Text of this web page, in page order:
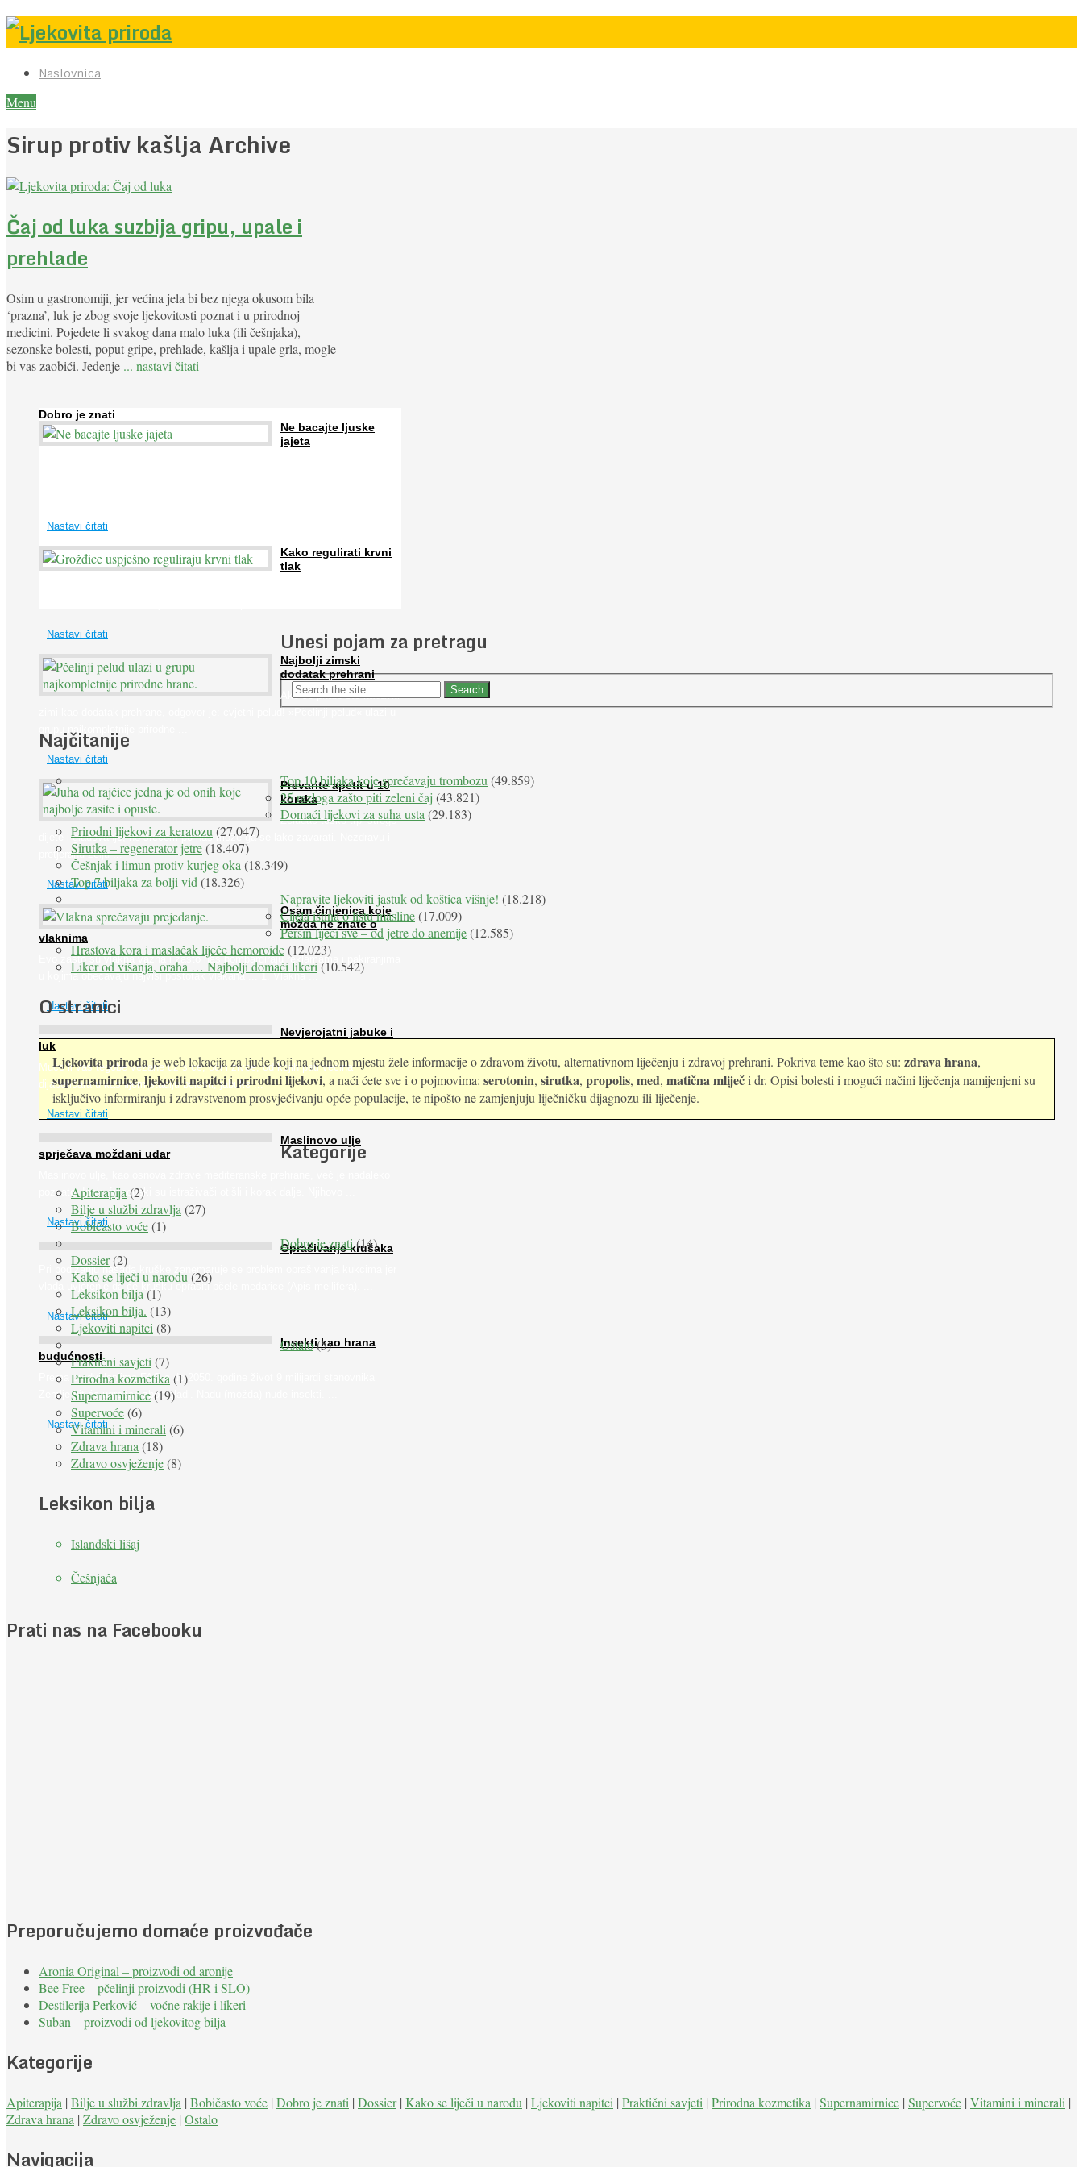
Naslovnica
Menu
Sirup protiv kašlja Archive
Čaj od luka suzbija gripu, upale i
prehlade
Osim u gastronomiji, jer većina jela bi bez njega okusom bila
‘prazna’, luk je zbog svoje ljekovitosti poznat i u prirodnoj
medicini. Pojedete li svakog dana malo luka (ili češnjaka),
sezonske bolesti, poput gripe, prehlade, kašlja i upale grla, mogle
bi vas zaobići. Jedenje ... nastavi čitati
Dobro je znati
Ne bacajte ljuske
jajeta
Nastavi čitati
Kako regulirati krvni
tlak
Nastavi čitati
Najbolji zimski
dodatak prehrani
Ako se pitate što nabaviti
grupu najkompletnije prirodne ...
Nastavi čitati
Prevarite apetit u 10
koraka
Želudac teško trpi stroge
dijete i gladovanje, no srećom po nas može ga se lako zavarati. Nezdravu i
pretjeranu želju ...
Nastavi čitati
Osam činjenica koje
možda ne znate o
vlaknima
Evo zašto su vlakna važna i zašto nas bombardiraju reklamama i pakiranjima
u kojima obećavaju najviši postotak vlakana ... 1. Vlakna ...
Nastavi čitati
Nevjerojatni jabuke i
luk
Muče li vas tegobe vezane uz srce, oči i živce, od kojih pati većina
dijabetičara u kasnijem stadiju bolesti, jabuke ...
Nastavi čitati
Maslinovo ulje
sprječava moždani udar
poznato. Ipak, francuski su istraživači otišli i korak dalje. Njihovo ...
Nastavi čitati
Oprašivanje krušaka
Pri podizanju nasada kruške zanemaruje se problem oprašivanja kukcima jer
vlada uvjerenje da će krušku oprašiti pčele medarice (Apis mellifera). ...
Nastavi čitati
Insekti kao hrana
budućnosti
Prema predviđanjima FAO-a do 2050. godine život 9 milijardi stanovnika
Zemlje bit će ugrožen zbog gladi. Nadu (možda) nude insekti. ...
Nastavi čitati
Unesi pojam za pretragu
Najčitanije
Top 10 biljaka koje sprečavaju trombozu (49.859)
25 razloga zašto piti zeleni čaj (43.821)
Domaći lijekovi za suha usta (29.183)
Prirodni lijekovi za keratozu (27.047)
Sirutka – regenerator jetre(18.407)
Češnjak i limun protiv kurjeg oka (18.349)
Top 7 biljaka za bolji vid (18.326)
Napravite ljekoviti jastuk od koštica višnje! (18.218)
Cijela istina o listu masline(17.009)
Peršin liječi sve – od jetre do anemije(12.585)
Hrastova kora i maslačak liječe hemoroide(12.023)
Liker od višanja, oraha … Najbolji domaći likeri (10.542)
O stranici
Ljekovita prirodaje web lokacija za ljude koji na jednom mjestu žele informacije o zdravom životu, alternativnom liječenju i zdravoj prehrani. Pokriva teme kao što su: zdrava hrana,
supernamirnice,ljekoviti napitciiprirodni lijekovi, a naći ćete sve i o pojmovima: serotonin, sirutka, propolis, med, matična mliječi dr. Opisi bolesti i mogući načini liječenja namijenjeni su
isključivo informiranju i zdravstvenom prosvjećivanju opće populacije, te nipošto ne zamjenjuju liječničku dijagnozu ili liječenje.
Kategorije
Apiterapija (2)
Bilje u službi zdravlja (27)
Bobičasto voće(1)
Dobro je znati(14)
Dossier(2)
Kako se liječi u narodu (26)
Leksikon bilja (1)
Leksikon bilja. (13)
Ljekoviti napitci (8)
Ostalo(5)
Praktični savjeti (7)
Prirodna kozmetika (1)
Supernamirnice(19)
Supervoće(6)
Vitamini i minerali (6)
Zdrava hrana (18)
Zdravo osvježenje(8)
Leksikon bilja
Islandski lišaj
Češnjača
Prati nas na Facebooku
Preporučujemo domaće proizvođače
Aronia Original – proizvodi od aronije
Bee Free – pčelinji proizvodi (HR i SLO)
Destilerija Perković – voćne rakije i likeri
Suban – proizvodi od ljekovitog bilja
Kategorije
Apiterapija | Bilje u službi zdravlja | Bobičasto voće | Dobro je znati | Dossier| Kako se liječi u narodu | Ljekoviti napitci | Praktični savjeti | Prirodna kozmetika | Supernamirnice | Supervoće | Vitamini i minerali |
Zdrava hrana | Zdravo osvježenje | Ostalo
Navigacija